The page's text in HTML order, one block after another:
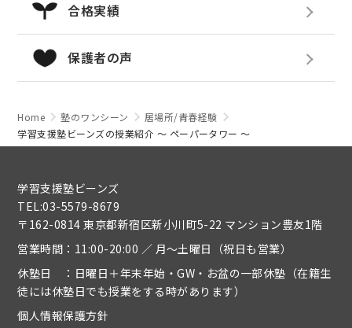
合格実績
保護者の声
Home 塾のワンシーン
居場所/青春経験
学習支援塾ビーンズの授業紹介 ～ ペーパータワー ～
学習支援塾ビーンズ
TEL:03-5579-8679
〒162-0814 東京都新宿区新小川町5-22 マンション豊友1階
営業時間：11:00-20:00 ／ 月～土曜日（祝日も営業）
休塾日 ：日曜日＋年末年始・GW・お盆の一部休塾（在籍生
徒には休塾日でも授業をする時があります）
個人情報保護方針